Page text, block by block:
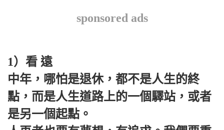
sponsored ads
1）看 遠
中年，哪怕是退休，都不是人生的終
點，而是人生道路上的一個驛站，或者
是另一個起點。